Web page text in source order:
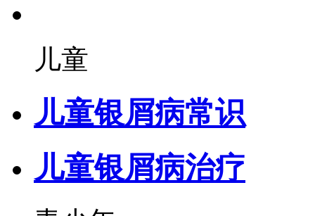
儿童
儿童银屑病常识
儿童银屑病治疗